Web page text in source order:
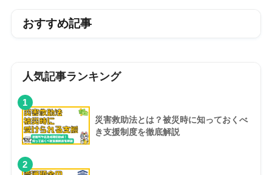
おすすめ記事
人気記事ランキング
1
災害救助法とは？被災時に知っておくべ
き支援制度を徹底解説
2